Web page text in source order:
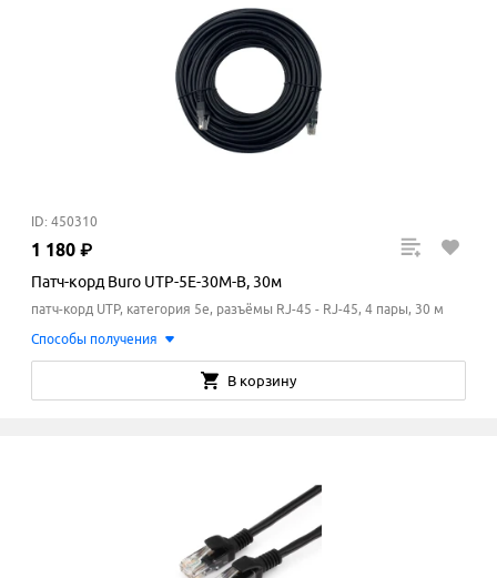
ID: 450310
1 180 ₽
Патч-корд Buro UTP-5E-30M-B, 30м
патч-корд UTP, категория 5e, разъёмы RJ-45 - RJ-45, 4 пары, 30 м
Способы получения
В корзину